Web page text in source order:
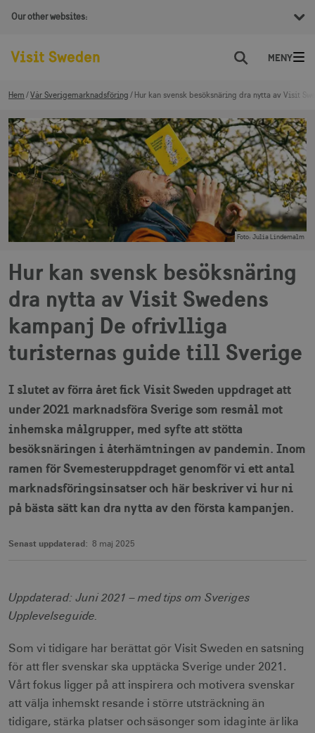
Our other websites:
Sök
Hem Vår Sverigemarknadsföring Hur kan svensk besöksnäring dra nytta av Visit
Foto: Julia Lindemalm
Hur kan svensk besöksnäring
dra nytta av Visit Swedens
kampanj De ofrivlliga
turisternas guide till Sverige
I slutet av förra året fick Visit Sweden uppdraget att
under 2021 marknadsföra Sverige som resmål mot
inhemska målgrupper, med syfte att stötta
besöksnäringen i återhämtningen av pandemin. Inom
ramen för Svemesteruppdraget genomför vi ett antal
marknadsföringsinsatser och här beskriver vi hur ni
på bästa sätt kan dra nytta av den första kampanjen.
Senast uppdaterad: 8 maj 2025
Uppdaterad: Juni 2021 – med tips om Sveriges
Upplevelseguide.
Som vi tidigare har berättat gör Visit Sweden en satsning
för att fler svenskar ska upptäcka Sverige under 2021.
Vårt fokus ligger på att inspirera och motivera svenskar
att välja inhemskt resande i större utsträckning än
tidigare, stärka platser och säsonger som idag inte är lika